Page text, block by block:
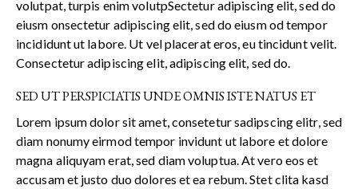
volutpat, turpis enim volutpSectetur adipiscing elit, sed do
eiusm onsectetur adipiscing elit, sed do eiusm od tempor
incididunt ut labore. Ut vel placerat eros, eu tincidunt velit.
Consectetur adipiscing elit, adipiscing elit, sed do.
SED UT PERSPICIATIS UNDE OMNIS ISTE NATUS ET
Lorem ipsum dolor sit amet, consetetur sadipscing elitr, sed
diam nonumy eirmod tempor invidunt ut labore et dolore
magna aliquyam erat, sed diam voluptua. At vero eos et
accusam et justo duo dolores et ea rebum. Stet clita kasd